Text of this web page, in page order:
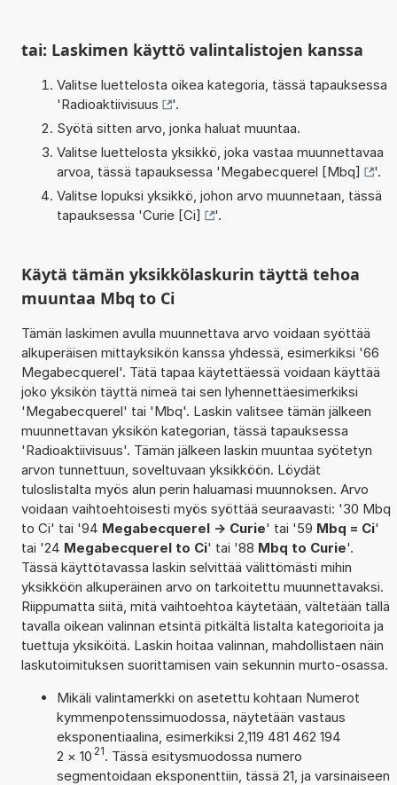
tai: Laskimen käyttö valintalistojen kanssa
Valitse luettelosta oikea kategoria, tässä tapauksessa
'Radioaktiivisuus
'.
Syötä sitten arvo, jonka haluat muuntaa.
Valitse luettelosta yksikkö, joka vastaa muunnettavaa
arvoa, tässä tapauksessa 'Megabecquerel [Mbq]
'.
Valitse lopuksi yksikkö, johon arvo muunnetaan, tässä
tapauksessa 'Curie [Ci] '.
Käytä tämän yksikkölaskurin täyttä tehoa
muuntaa Mbq to Ci
Tämän laskimen avulla muunnettava arvo voidaan syöttää
alkuperäisen mittayksikön kanssa yhdessä, esimerkiksi '66
Megabecquerel'. Tätä tapaa käytettäessä voidaan käyttää
joko yksikön täyttä nimeä tai sen lyhennettäesimerkiksi
'Megabecquerel' tai 'Mbq'. Laskin valitsee tämän jälkeen
muunnettavan yksikön kategorian, tässä tapauksessa
'Radioaktiivisuus'. Tämän jälkeen laskin muuntaa syötetyn
arvon tunnettuun, soveltuvaan yksikköön. Löydät
tuloslistalta myös alun perin haluamasi muunnoksen. Arvo
voidaan vaihtoehtoisesti myös syöttää seuraavasti: '30 Mbq
to Ci' tai '94 Megabecquerel -> Curie' tai '59 Mbq = Ci'
tai '24 Megabecquerel to Ci' tai '88 Mbq to Curie'.
Tässä käyttötavassa laskin selvittää välittömästi mihin
yksikköön alkuperäinen arvo on tarkoitettu muunnettavaksi.
Riippumatta siitä, mitä vaihtoehtoa käytetään, vältetään tällä
tavalla oikean valinnan etsintä pitkältä listalta kategorioita ja
tuettuja yksiköitä. Laskin hoitaa valinnan, mahdollistaen näin
laskutoimituksen suorittamisen vain sekunnin murto-osassa.
Mikäli valintamerkki on asetettu kohtaan Numerot
kymmenpotenssimuodossa, näytetään vastaus
eksponentiaalina, esimerkiksi 2,119 481 462 194
2 × 10 21. Tässä esitysmuodossa numero
segmentoidaan eksponenttiin, tässä 21, ja varsinaiseen